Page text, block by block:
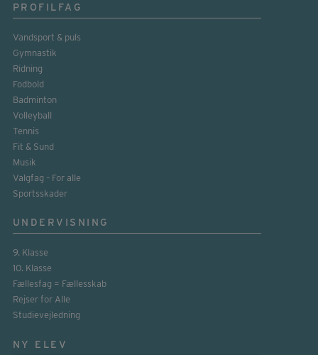
PROFILFAG
Vandsport & puls
Gymnastik
Ridning
Fodbold
Badminton
Volleyball
Tennis
Fit & Sund
Musik
Valgfag – For alle
Sportsskader
UNDERVISNING
9. Klasse
10. Klasse
Fællesfag = Fællesskab
Rejser for Alle
Studievejledning
NY ELEV